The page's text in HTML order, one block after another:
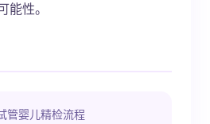
能性。
管婴儿精检流程